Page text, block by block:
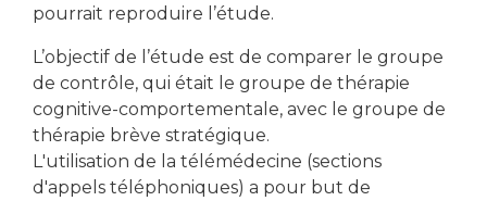
pourrait reproduire l’étude.
L’objectif de l’étude est de comparer le groupe
de contrôle, qui était le groupe de thérapie
cognitive-comportementale, avec le groupe de
thérapie brève stratégique.
L'utilisation de la télémédecine (sections
d'appels téléphoniques) a pour but de